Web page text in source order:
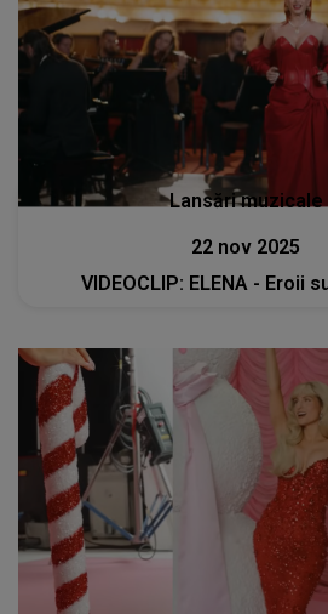
Lansări muzicale
22 nov 2025
VIDEOCLIP: ELENA - Eroii